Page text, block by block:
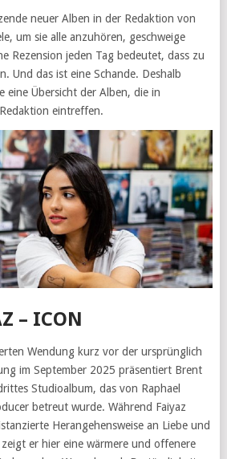
neuer Alben in der Redaktion von
um sie alle anzuhören, geschweige
Rezension jeden Tag bedeutet, dass zu
Und das ist eine Schande. Deshalb
eine Übersicht der Alben, die in
eintreffen.
– ICON
Wendung kurz vor der ursprünglich
im September 2025 präsentiert Brent
Studioalbum, das von Raphael
betreut wurde. Während Faiyaz
Herangehensweise an Liebe und
er hier eine wärmere und offenere